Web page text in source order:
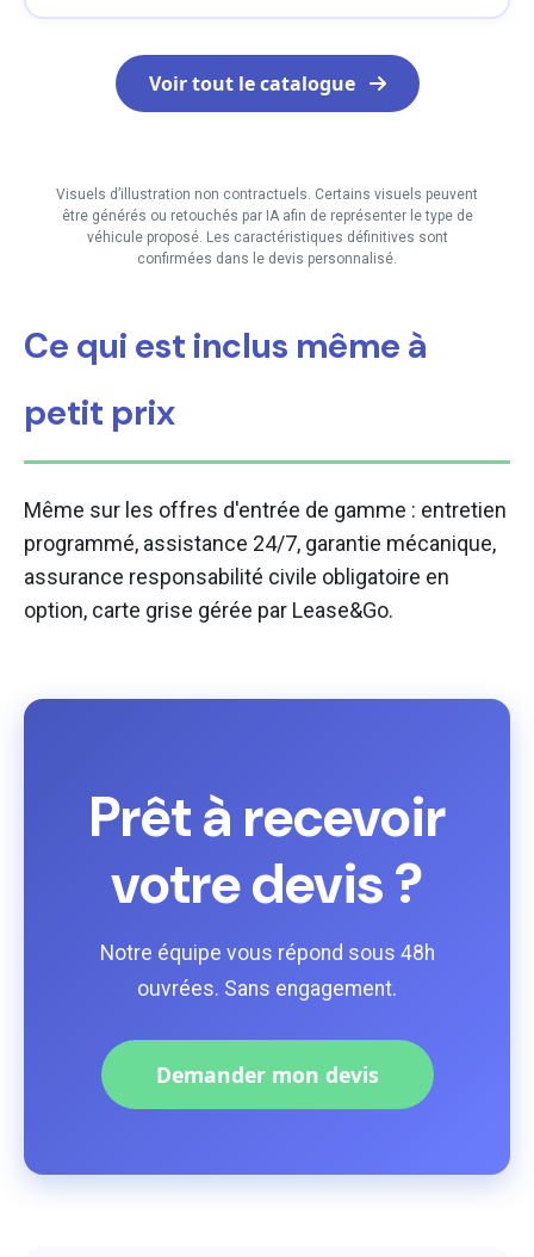
Voir tout le catalogue
Visuels d’illustration non contractuels. Certains visuels peuvent
être générés ou retouchés par IA afin de représenter le type de
véhicule proposé. Les caractéristiques définitives sont
confirmées dans le devis personnalisé.
Ce qui est inclus même à
petit prix
Même sur les offres d'entrée de gamme : entretien
programmé, assistance 24/7, garantie mécanique,
assurance responsabilité civile obligatoire en
option, carte grise gérée par Lease&Go.
Prêt à recevoir
votre devis ?
Notre équipe vous répond sous 48h
ouvrées. Sans engagement.
Demander mon devis